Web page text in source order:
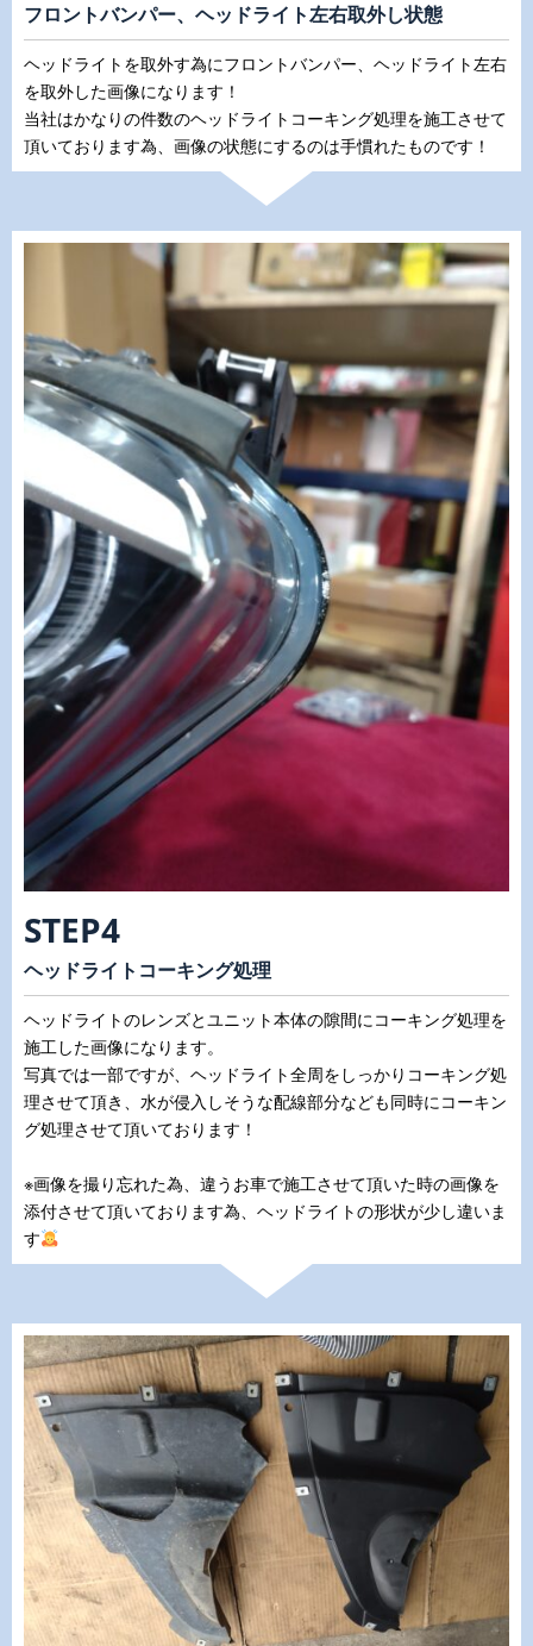
フロントバンパー、ヘッドライト左右取外し状態
ヘッドライトを取外す為にフロントバンパー、ヘッドライト左右
を取外した画像になります！
当社はかなりの件数のヘッドライトコーキング処理を施工させて
頂いております為、画像の状態にするのは手慣れたものです！
STEP4
ヘッドライトコーキング処理
ヘッドライトのレンズとユニット本体の隙間にコーキング処理を
施工した画像になります。
写真では一部ですが、ヘッドライト全周をしっかりコーキング処
理させて頂き、水が侵入しそうな配線部分なども同時にコーキン
グ処理させて頂いております！
※画像を撮り忘れた為、違うお車で施工させて頂いた時の画像を
添付させて頂いております為、ヘッドライトの形状が少し違いま
す